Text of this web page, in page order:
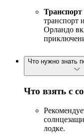
Транспорт
транспорт
Орландо
Что нужно знать
Что взять с
лодке.